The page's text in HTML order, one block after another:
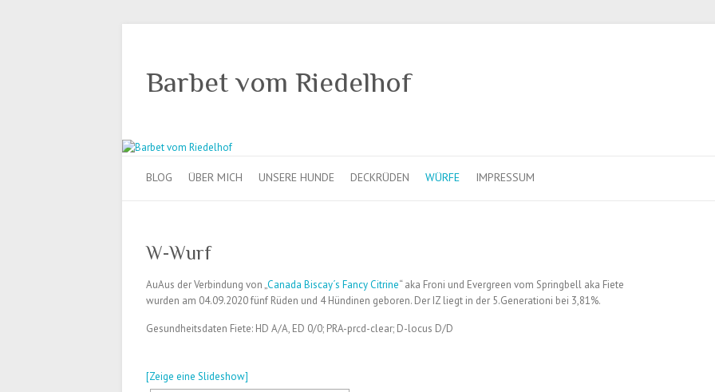
Barbet vom Riedelhof
BLOG ÜBER MICH UNSERE HUNDE DECKRÜDEN WÜRFE IMPRESSUM
W-Wurf
AuAus der Verbindung von „Canada Biscay´s Fancy Citrine“ aka Froni und Evergreen vom Springbell aka Fiete
wurden am 04.09.2020 fünf Rüden und 4 Hündinen geboren. Der IZ liegt in der 5.Generationi bei 3,81%.
Gesundheitsdaten Fiete: HD A/A, ED 0/0; PRA-prcd-clear; D-locus D/D
[Zeige eine Slideshow]